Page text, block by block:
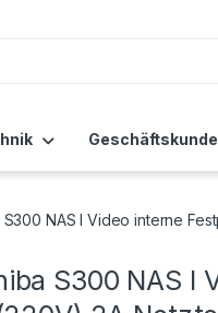
NAS I Video interne
S300 NAS I